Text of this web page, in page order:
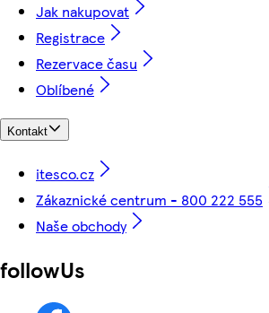
Jak nakupovat
Registrace
Rezervace času
Oblíbené
Kontakt
itesco.cz
Zákaznické centrum - 800 222 555
Naše obchody
followUs